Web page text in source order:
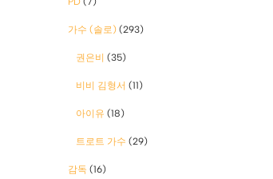
가수 (솔로) (293)
권은비 (35)
비비 김형서 (11)
아이유 (18)
트로트 가수 (29)
감독 (16)